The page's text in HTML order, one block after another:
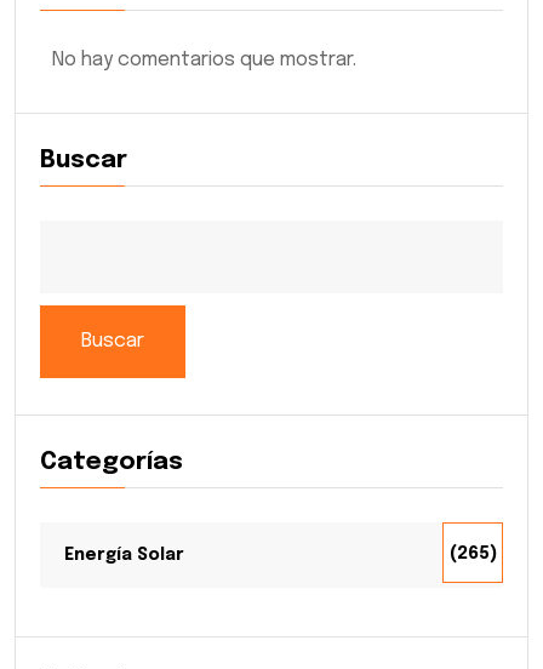
No hay comentarios que mostrar.
Buscar
Buscar
Categorías
Energía Solar (265)